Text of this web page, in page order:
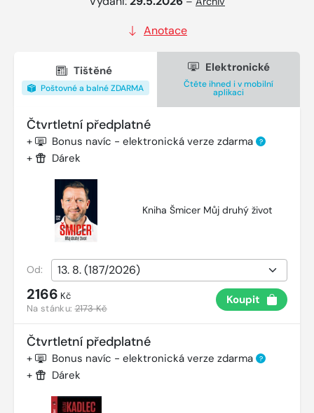
Anotace
Tištěné
Poštovné a balné ZDARMA
Elektronické
Čtěte ihned i v mobilní
aplikaci
Čtvrtletní předplatné
+ Bonus navíc - elektronická verze zdarma ?
+ Dárek
Kniha Šmicer Můj druhý život
Od:
2166 Kč
Na stánku:2173 Kč
Koupit
Čtvrtletní předplatné
+ Bonus navíc - elektronická verze zdarma ?
+ Dárek